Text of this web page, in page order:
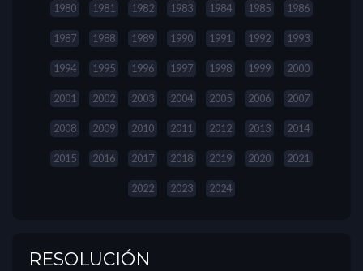
1980 1981 1982 1983 1984 1985 1986
1987 1988 1989 1990 1991 1992 1993
1994 1995 1996 1997 1998 1999 2000
2001 2002 2003 2004 2005 2006 2007
2008 2009 2010 2011 2012 2013 2014
2015 2016 2017 2018 2019 2020 2021
2022 2023 2024
RESOLUCIÓN